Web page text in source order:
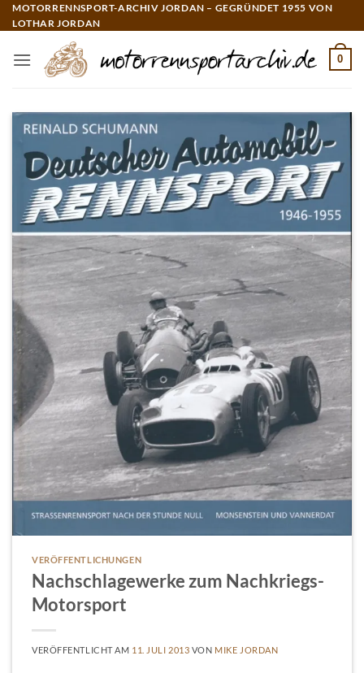
Zum
Inhalt
MOTORRENNSPORT-ARCHIV JORDAN – GEGRÜNDET 1955 VON
LOTHAR JORDAN
0
VERÖFFENTLICHUNGEN
Nachschlagewerke zum Nachkriegs-
Motorsport
VERÖFFENTLICHT AM 11. JULI 2013 VON MIKE JORDAN